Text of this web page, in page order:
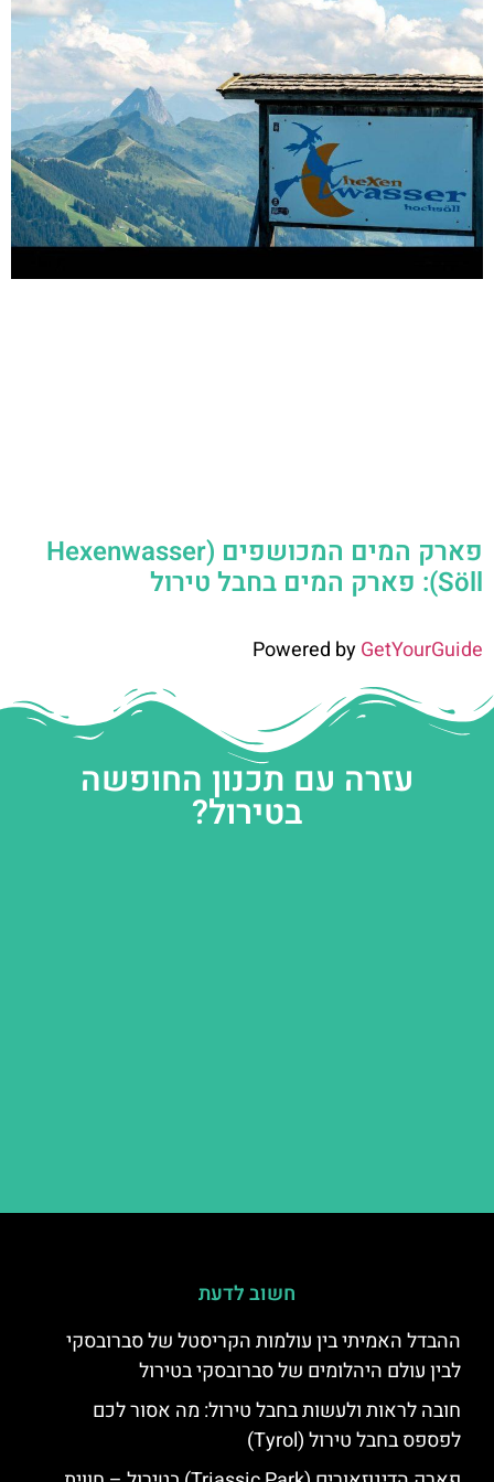
פארק המים המכושפים (Hexenwasser
Söll): פארק המים בחבל טירול
Powered byGetYourGuide
עזרה עם תכנון החופשה
בטירול?
חשוב לדעת
ההבדל האמיתי בין עולמות הקריסטל של סברובסקי
לבין עולם היהלומים של סברובסקי בטירול
חובה לראות ולעשות בחבל טירול: מה אסור לכם
לפספס בחבל טירול (Tyrol)